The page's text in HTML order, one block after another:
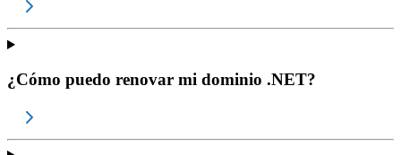
¿Cómo puedo renovar mi dominio .NET?